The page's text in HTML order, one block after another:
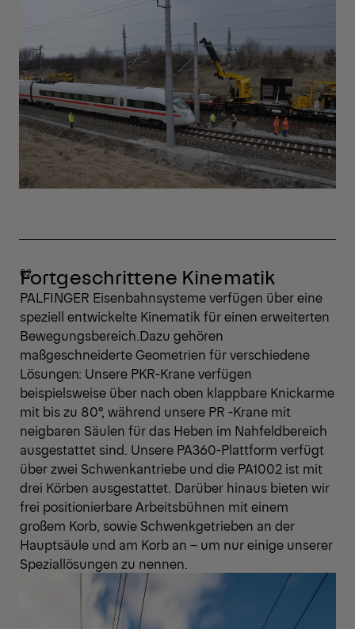
Fortgeschrittene Kinematik
PALFINGER Eisenbahnsysteme verfügen über eine
speziell entwickelte Kinematik für einen erweiterten
Bewegungsbereich.Dazu gehören
maßgeschneiderte Geometrien für verschiedene
Lösungen: Unsere PKR-Krane verfügen
beispielsweise über nach oben klappbare Knickarme
mit bis zu 80°, während unsere PR -Krane mit
neigbaren Säulen für das Heben im Nahfeldbereich
ausgestattet sind. Unsere PA360-Plattform verfügt
über zwei Schwenkantriebe und die PA1002 ist mit
drei Körben ausgestattet. Darüber hinaus bieten wir
frei positionierbare Arbeitsbühnen mit einem
großem Korb, sowie Schwenkgetrieben an der
Hauptsäule und am Korb an – um nur einige unserer
Speziallösungen zu nennen.